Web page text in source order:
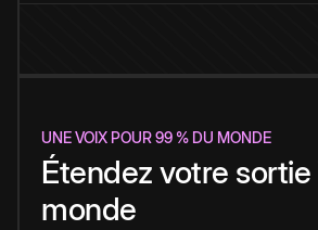
UNE VOIX POUR 99 % DU MONDE
Étendez votre sortie
monde